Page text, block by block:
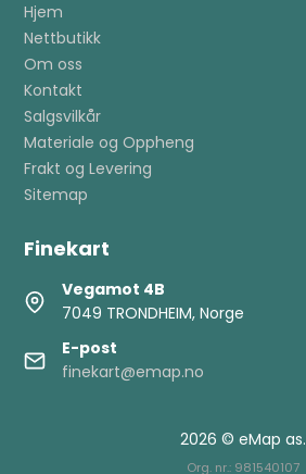
Hjem
Nettbutikk
Om oss
Kontakt
Salgsvilkår
Materiale og Oppheng
Frakt og Levering
Sitemap
Finekart
Vegamot 4B
7049 TRONDHEIM, Norge
E-post
finekart@emap.no
2026 © eMap as.
Org. nr.: 981540107